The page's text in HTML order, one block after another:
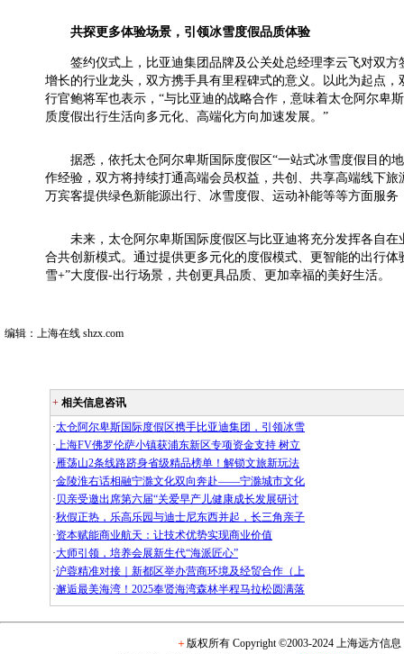
共探更多体验场景，引领冰雪度假品质体验
签约仪式上，比亚迪集团品牌及公关处总经理李云飞对双
增长的行业龙头，双方携手具有里程碑式的意义。以此为起点
行官鲍将军也表示，“与比亚迪的战略合作，意味着太仓阿尔卑
质度假出行生活向多元化、高端化方向加速发展。”
据悉，依托太仓阿尔卑斯国际度假区“一站式冰雪度假目的
作经验，双方将持续打通高端会员权益，共创、共享高端线下
万宾客提供绿色新能源出行、冰雪度假、运动补能等等方面服
未来，太仓阿尔卑斯国际度假区与比亚迪将充分发挥各自
合共创新模式。通过提供更多元化的度假模式、更智能的出行
雪+”大度假-出行场景，共创更具品质、更加幸福的美好生活。
编辑：上海在线 shzx.com
+ 相关信息咨讯
·太仓阿尔卑斯国际度假区携手比亚迪集团，引领冰雪
·上海FV佛罗伦萨小镇获浦东新区专项资金支持 树立
·雁荡山2条线路跻身省级精品榜单！解锁文旅新玩法
·金陵淮右话相融宁滁文化双向奔赴——宁滁城市文化
· 贝亲受邀出席第六届“关爱早产儿健康成长发展研讨
·秋假正热，乐高乐园与迪士尼东西并起，长三角亲子
·资本赋能商业航天：让技术优势实现商业价值
·大师引领，培养会展新生代“海派匠心”
·沪蓉精准对接｜新都区举办营商环境及经贸合作（上
·邂逅最美海湾！2025奉贤海湾森林半程马拉松圆满落
＋版权所有 Copyright ©2003-2024 上海远方信